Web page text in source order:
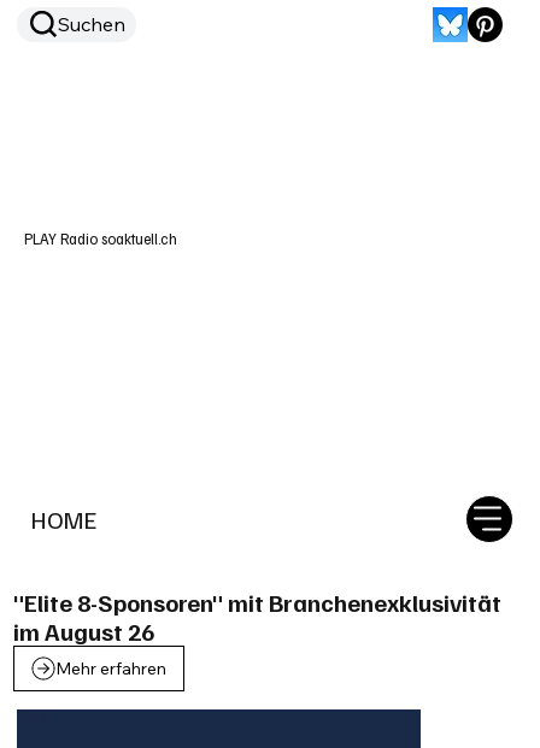
HOME
Suchen
PLAY Radio soaktuell.ch
"Elite 8-Sponsoren" mit Branchenexklusivität
im August 26
Mehr erfahren